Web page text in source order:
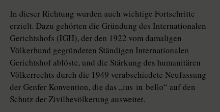
In dieser Richtung wurden auch wichtige Fortschritte
erzielt. Dazu gehörten die Gründung des Interna­tio­nalen
Gerichtshofs (IGH), der den 1922 vom damaligen
Völkerbund gegründeten Ständigen Internationalen
Gerichtshof ablöste, und die Stärkung des humanitären
Völkerrechts durch die 1949 verabschiedete Neufassung
der Genfer Konvention, die das „ius in ­bello“ auf den
Schutz der Zivilbevölkerung ausweitet.